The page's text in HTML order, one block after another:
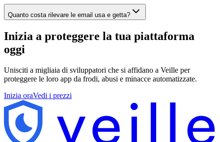
Quanto costa rilevare le email usa e getta?
Inizia a proteggere la tua piattaforma
oggi
Unisciti a migliaia di sviluppatori che si affidano a Veille per
proteggere le loro app da frodi, abusi e minacce automatizzate.
Inizia oraVedi i prezzi